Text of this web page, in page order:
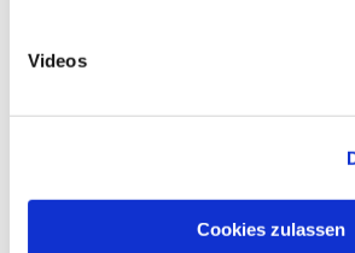
Videos
Cookies zulassen
Die Resorption von Ofloxacin
Calciumsalzen vermindert
Zink.
Einnahme zusammen mit